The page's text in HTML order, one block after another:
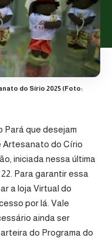
do Sírio 2025 (Foto:
Pará que desejam
Artesanato do Círio
iniciada nessa última
Para garantir essa
a loja Virtual do
por lá. Vale
ainda ser
do Programa do